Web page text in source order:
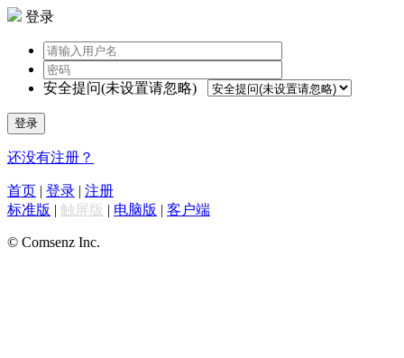
登录
安全提问(未设置请忽略)
登录
还没有注册？
首页 | 登录 | 注册
标准版 | 触屏版 | 电脑版 | 客户端
© Comsenz Inc.